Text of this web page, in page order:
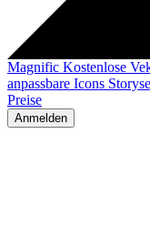
Magnific Kostenlose
anpassbare Icons
Preise
Anmelden